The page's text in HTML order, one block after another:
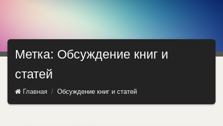
Метка: Обсуждение книг и
статей
Главная Обсуждение книг и статей